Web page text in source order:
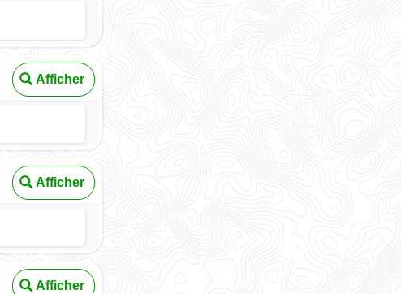
Afficher
Afficher
Afficher